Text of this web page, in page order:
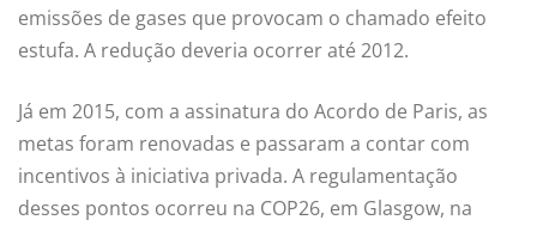
emissões de gases que provocam o chamado efeito
estufa. A redução deveria ocorrer até 2012.
Já em 2015, com a assinatura do Acordo de Paris, as
metas foram renovadas e passaram a contar com
incentivos à iniciativa privada. A regulamentação
desses pontos ocorreu na COP26, em Glasgow, na